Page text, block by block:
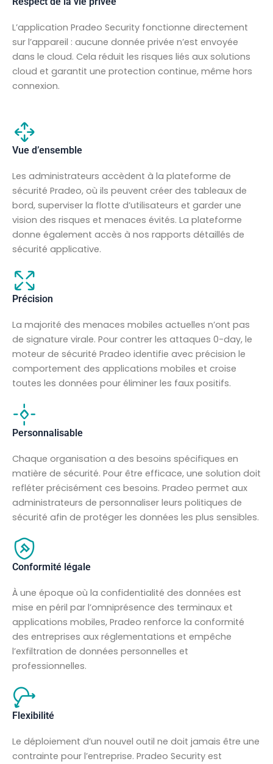
L’application Pradeo Security fonctionne directement
sur l’appareil : aucune donnée privée n’est envoyée
dans le cloud. Cela réduit les risques liés aux solutions
cloud et garantit une protection continue, même hors
connexion.
Vue d’ensemble
Les administrateurs accèdent à la plateforme de
sécurité Pradeo, où ils peuvent créer des tableaux de
bord, superviser la flotte d’utilisateurs et garder une
vision des risques et menaces évités. La plateforme
donne également accès à nos rapports détaillés de
sécurité applicative.
Précision
La majorité des menaces mobiles actuelles n’ont pas
de signature virale. Pour contrer les attaques 0-day, le
moteur de sécurité Pradeo identifie avec précision le
comportement des applications mobiles et croise
toutes les données pour éliminer les faux positifs.
Personnalisable
Chaque organisation a des besoins spécifiques en
matière de sécurité. Pour être efficace, une solution doit
refléter précisément ces besoins. Pradeo permet aux
administrateurs de personnaliser leurs politiques de
sécurité afin de protéger les données les plus sensibles.
Conformité légale
À une époque où la confidentialité des données est
mise en péril par l’omniprésence des terminaux et
applications mobiles, Pradeo renforce la conformité
des entreprises aux réglementations et empêche
l’exfiltration de données personnelles et
professionnelles.
Flexibilité
Le déploiement d’un nouvel outil ne doit jamais être une
contrainte pour l’entreprise. Pradeo Security est